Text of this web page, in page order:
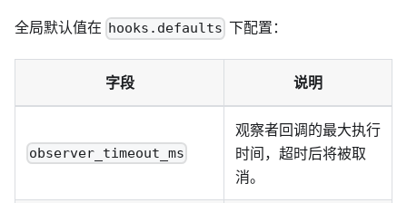
全局默认值在 hooks.defaults 下配置：
字段 说明
observer_timeout_ms
观察者回调的最大执行
时间，超时后将被取
消。